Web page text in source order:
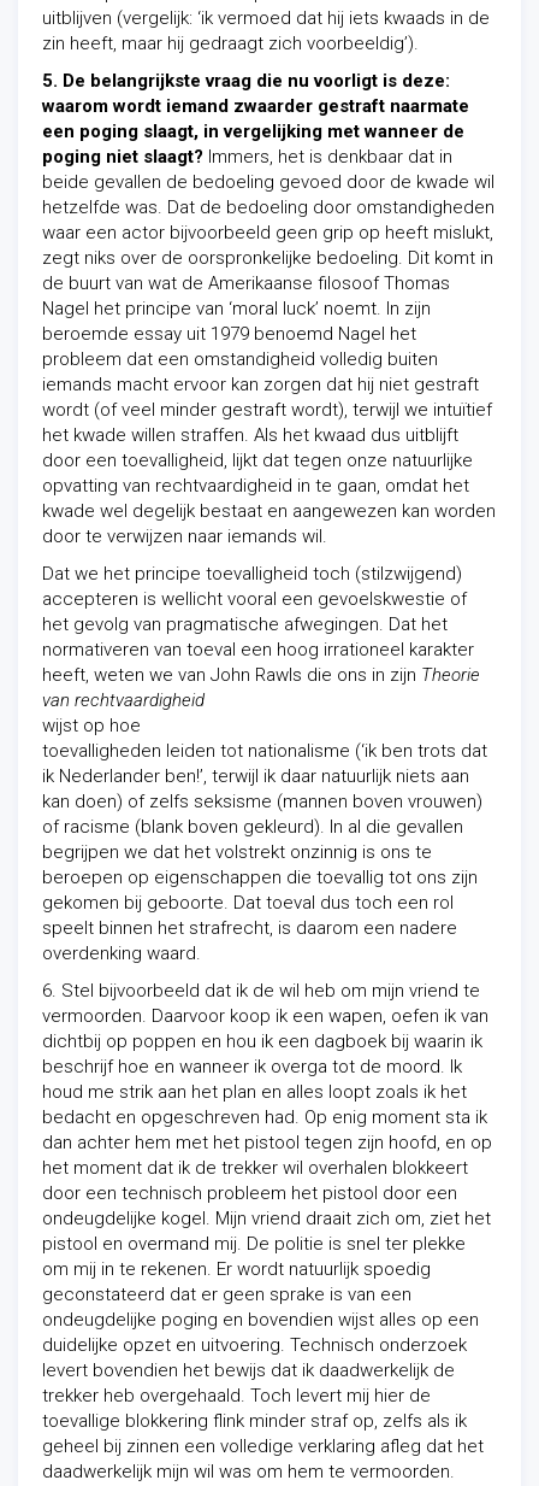
uitblijven (vergelijk: ‘ik vermoed dat hij iets kwaads in de
zin heeft, maar hij gedraagt zich voorbeeldig’).
5. De belangrijkste vraag die nu voorligt is deze:
waarom wordt iemand zwaarder gestraft naarmate
een poging slaagt, in vergelijking met wanneer de
poging niet slaagt? Immers, het is denkbaar dat in
beide gevallen de bedoeling gevoed door de kwade wil
hetzelfde was. Dat de bedoeling door omstandigheden
waar een actor bijvoorbeeld geen grip op heeft mislukt,
zegt niks over de oorspronkelijke bedoeling. Dit komt in
de buurt van wat de Amerikaanse filosoof Thomas
Nagel het principe van ‘moral luck’ noemt. In zijn
beroemde essay uit 1979 benoemd Nagel het
probleem dat een omstandigheid volledig buiten
iemands macht ervoor kan zorgen dat hij niet gestraft
wordt (of veel minder gestraft wordt), terwijl we intuïtief
het kwade willen straffen. Als het kwaad dus uitblijft
door een toevalligheid, lijkt dat tegen onze natuurlijke
opvatting van rechtvaardigheid in te gaan, omdat het
kwade wel degelijk bestaat en aangewezen kan worden
door te verwijzen naar iemands wil.
Dat we het principe toevalligheid toch (stilzwijgend)
accepteren is wellicht vooral een gevoelskwestie of
het gevolg van pragmatische afwegingen. Dat het
normativeren van toeval een hoog irrationeel karakter
heeft, weten we van John Rawls die ons in zijn Theorie
van rechtvaardigheid
wijst op hoe
toevalligheden leiden tot nationalisme (‘ik ben trots dat
ik Nederlander ben!’, terwijl ik daar natuurlijk niets aan
kan doen) of zelfs seksisme (mannen boven vrouwen)
of racisme (blank boven gekleurd). In al die gevallen
begrijpen we dat het volstrekt onzinnig is ons te
beroepen op eigenschappen die toevallig tot ons zijn
gekomen bij geboorte. Dat toeval dus toch een rol
speelt binnen het strafrecht, is daarom een nadere
overdenking waard.
6. Stel bijvoorbeeld dat ik de wil heb om mijn vriend te
vermoorden. Daarvoor koop ik een wapen, oefen ik van
dichtbij op poppen en hou ik een dagboek bij waarin ik
beschrijf hoe en wanneer ik overga tot de moord. Ik
houd me strik aan het plan en alles loopt zoals ik het
bedacht en opgeschreven had. Op enig moment sta ik
dan achter hem met het pistool tegen zijn hoofd, en op
het moment dat ik de trekker wil overhalen blokkeert
door een technisch probleem het pistool door een
ondeugdelijke kogel. Mijn vriend draait zich om, ziet het
pistool en overmand mij. De politie is snel ter plekke
om mij in te rekenen. Er wordt natuurlijk spoedig
geconstateerd dat er geen sprake is van een
ondeugdelijke poging en bovendien wijst alles op een
duidelijke opzet en uitvoering. Technisch onderzoek
levert bovendien het bewijs dat ik daadwerkelijk de
trekker heb overgehaald. Toch levert mij hier de
toevallige blokkering flink minder straf op, zelfs als ik
geheel bij zinnen een volledige verklaring afleg dat het
daadwerkelijk mijn wil was om hem te vermoorden.